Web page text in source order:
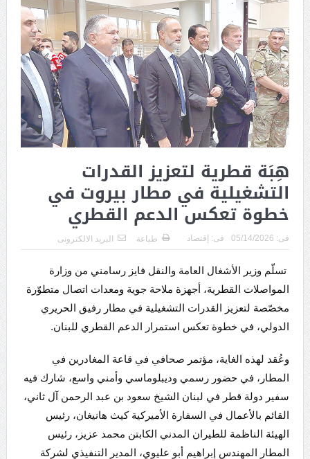
هِبَة قطرية لتعزيز القدرات
التشغيلية في مطار بيروت في
خطوة تعكس الدعم القطري
فى: 05/14/2026 فى: إقتصاد طباعة البريد الالكترونى
تسلّم وزير الأشغال العامة والنقل فايز رسامني من وزارة
المواصلات القطرية، أجهزة ملاحة جوية ومعدات اتصال متطوّرة
مخصّصة لتعزيز القدرات التشغيلية في مطار رفيق الحريري
الدولي، في خطوة تعكس استمرار الدعم القطري للبنان.
وعُقد لهذه الغاية، مؤتمر صحافي في قاعة المغادرين في
المطار، في حضور رسمي وديبلوماسي وأمني واسع، شارك فيه
سفير دولة قطر في لبنان الشيخ سعود بن عبد الرحمن آل ثاني،
القائم بالأعمال في السفارة الأميركية كيث هانيغان، رئيس
الهيئة الناظمة للطيران المدني الكابتن محمد عزيز، رئيس
المطار المهندس إبراهيم أبو عليوي، المدير التنفيذي لشركة